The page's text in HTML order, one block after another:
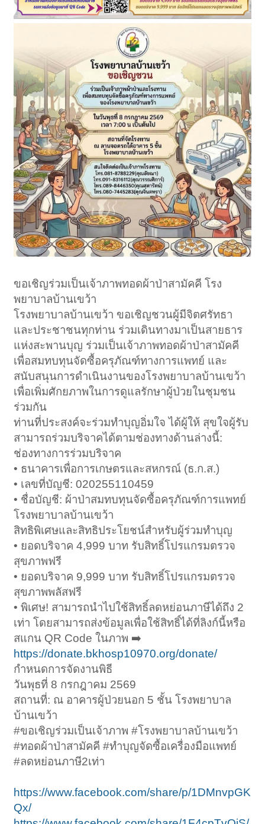
ขอเชิญร่วมเป็นเจ้าภาพทอดผ้าป่าสามัคคี โรง
พยาบาลบ้านเขว้า
โรงพยาบาลบ้านเขว้า ขอเชิญชวนผู้มีจิตศรัทธา
และประชาชนทุกท่าน ร่วมเดินทางมาเป็นสายธาร
แห่งสะพานบุญ ร่วมเป็นเจ้าภาพทอดผ้าป่าสามัคคี
เพื่อสมทบทุนจัดซื้อครุภัณฑ์ทางการแพทย์ และ
สนับสนุนการดำเนินงานของโรงพยาบาลบ้านเขว้า
เพื่อเพิ่มศักยภาพในการดูแลรักษาผู้ป่วยในชุมชน
ร่วมกัน
ท่านที่ประสงค์จะร่วมทำบุญอิ่มใจ ได้ผู้ให้ สุขใจผู้รับ
สามารถร่วมบริจาคได้ตามช่องทางด้านล่างนี้:
ช่องทางการร่วมบริจาค
• ธนาคารเพื่อการเกษตรและสหกรณ์ (ธ.ก.ส.)
• เลขที่บัญชี: 020255110459
• ชื่อบัญชี: ผ้าป่าสมทบทุนจัดซื้อครุภัณฑ์การแพทย์
โรงพยาบาลบ้านเขว้า
สิทธิพิเศษและสิทธิประโยชน์สำหรับผู้ร่วมทำบุญ
• ยอดบริจาค 4,999 บาท รับสิทธิ์โปรแกรมตรวจ
สุขภาพฟรี
• ยอดบริจาค 9,999 บาท รับสิทธิ์โปรแกรมตรวจ
สุขภาพพลัสฟรี
• พิเศษ! สามารถนำไปใช้สิทธิ์ลดหย่อนภาษีได้ถึง 2
เท่า โดยสามารถส่งข้อมูลเพื่อใช้สิทธิ์ได้ที่ลิงก์นี้หรือ
สแกน QR Code ในภาพ ➡️
https://donate.bkhosp10970.org/donate/
กำหนดการจัดงานพิธี
วันพุธที่ 8 กรกฎาคม 2569
สถานที่: ณ อาคารผู้ป่วยนอก 5 ชั้น โรงพยาบาล
บ้านเขว้า
#ขอเชิญร่วมเป็นเจ้าภาพ #โรงพยาบาลบ้านเขว้า
#ทอดผ้าป่าสามัคคี #ทำบุญจัดซื้อเครื่องมือแพทย์
#ลดหย่อนภาษี2เท่า
https://www.facebook.com/share/p/1DMnvpGK
Qx/